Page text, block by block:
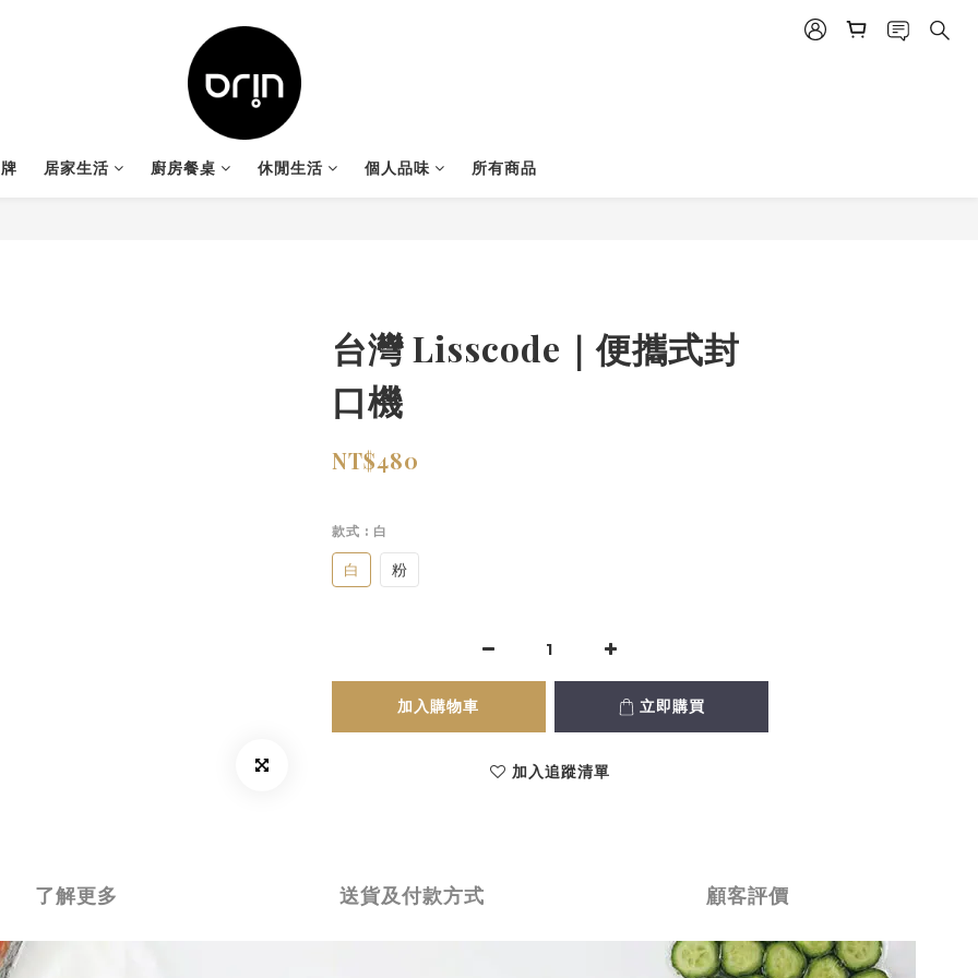
居家生活 廚房餐桌 休閒生活 個人品味 所有商品
台灣 Lisscode｜便攜式封
口機
NT$480
款式 : 白
白 粉
加入購物車 立即購買
加入追蹤清單
了解更多 送貨及付款方式 顧客評價